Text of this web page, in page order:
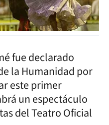
fue declarado
la Humanidad por
este primer
un espectáculo
del Teatro Oficial